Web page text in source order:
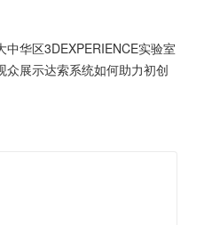
华区3DEXPERIENCE实验室
展示达索系统如何助力初创